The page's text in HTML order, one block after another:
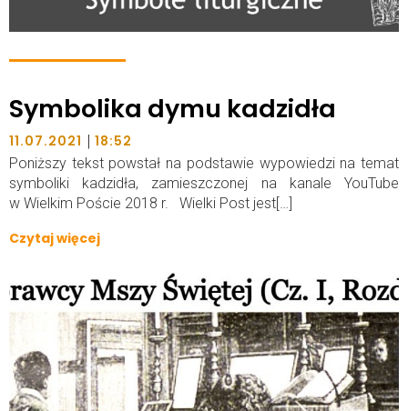
Symbolika dymu kadzidła
11.07.2021 | 18:52
Poniższy tekst powstał na podstawie wypowiedzi na temat
symboliki kadzidła, zamieszczonej na kanale YouTube
w Wielkim Poście 2018 r. Wielki Post jest[…]
Czytaj więcej